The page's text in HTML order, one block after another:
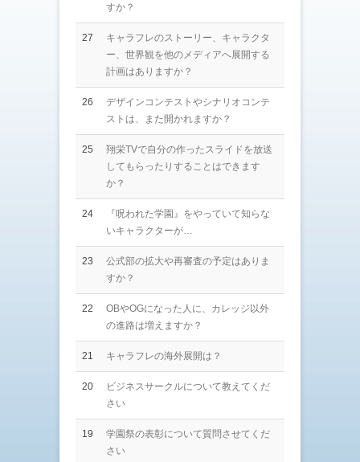
すか？
27
キャラフレのストーリー、キャラクタ
ー、世界観を他のメディアへ展開する
計画はありますか？
26
デザインコンテストやシナリオコンテ
ストは、また開かれますか？
25
翔栄TVで自分の作ったスライドを放送
してもらったりすることはできます
か？
24
『呪われた学園』をやっていて知らな
いキャラクターが…
23
公式部の拡大や再審査の予定はありま
すか？
22
OBやOGになった人に、カレッジ以外
の進路は増えますか？
21 キャラフレの海外展開は？
20
ビジネスサークルについて教えてくだ
さい
19
学園祭の表彰について質問させてくだ
さい